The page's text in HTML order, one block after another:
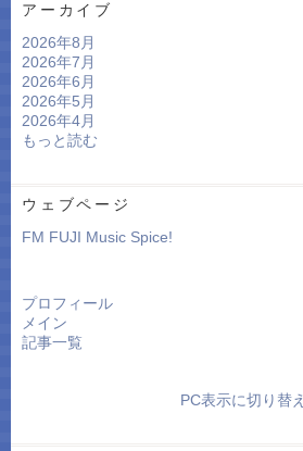
アーカイブ
2026年8月
2026年7月
2026年6月
2026年5月
2026年4月
もっと読む
ウェブページ
FM FUJI Music Spice!
プロフィール
メイン
記事一覧
PC表示に切り替え